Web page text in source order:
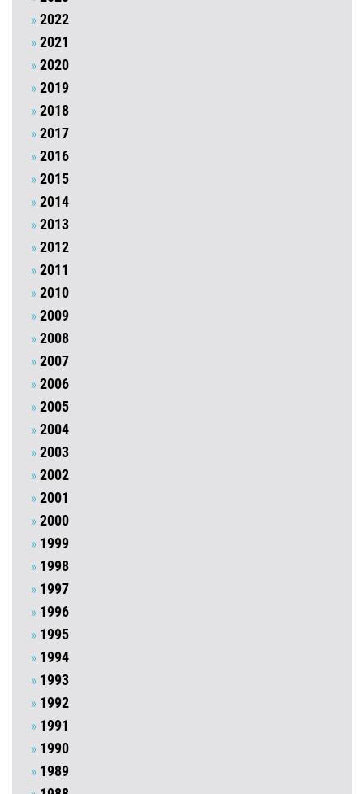
2022
2021
2020
2019
2018
2017
2016
2015
2014
2013
2012
2011
2010
2009
2008
2007
2006
2005
2004
2003
2002
2001
2000
1999
1998
1997
1996
1995
1994
1993
1992
1991
1990
1989